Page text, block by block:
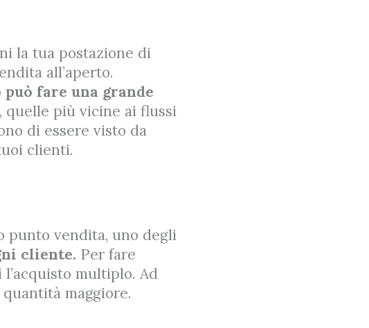
la tua postazione di
all’aperto.
fare una grande
quelle più vicine ai flussi
di essere visto da
clienti.
punto vendita, uno degli
cliente. Per fare
multiplo. Ad
maggiore.